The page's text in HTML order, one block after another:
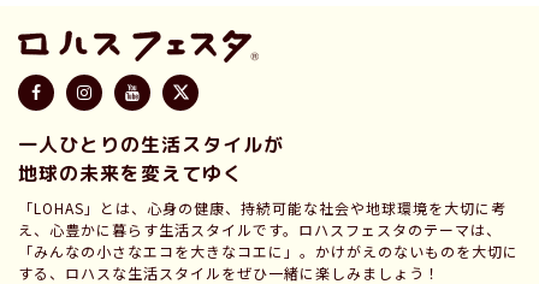
一人ひとりの生活スタイルが
地球の未来を変えてゆく
「LOHAS」とは、心身の健康、持続可能な社会や地球環境を大切に考
え、心豊かに暮らす生活スタイルです。ロハスフェスタのテーマは、
「みんなの小さなエコを大きなコエに」。かけがえのないものを大切に
する、ロハスな生活スタイルをぜひ一緒に楽しみましょう！